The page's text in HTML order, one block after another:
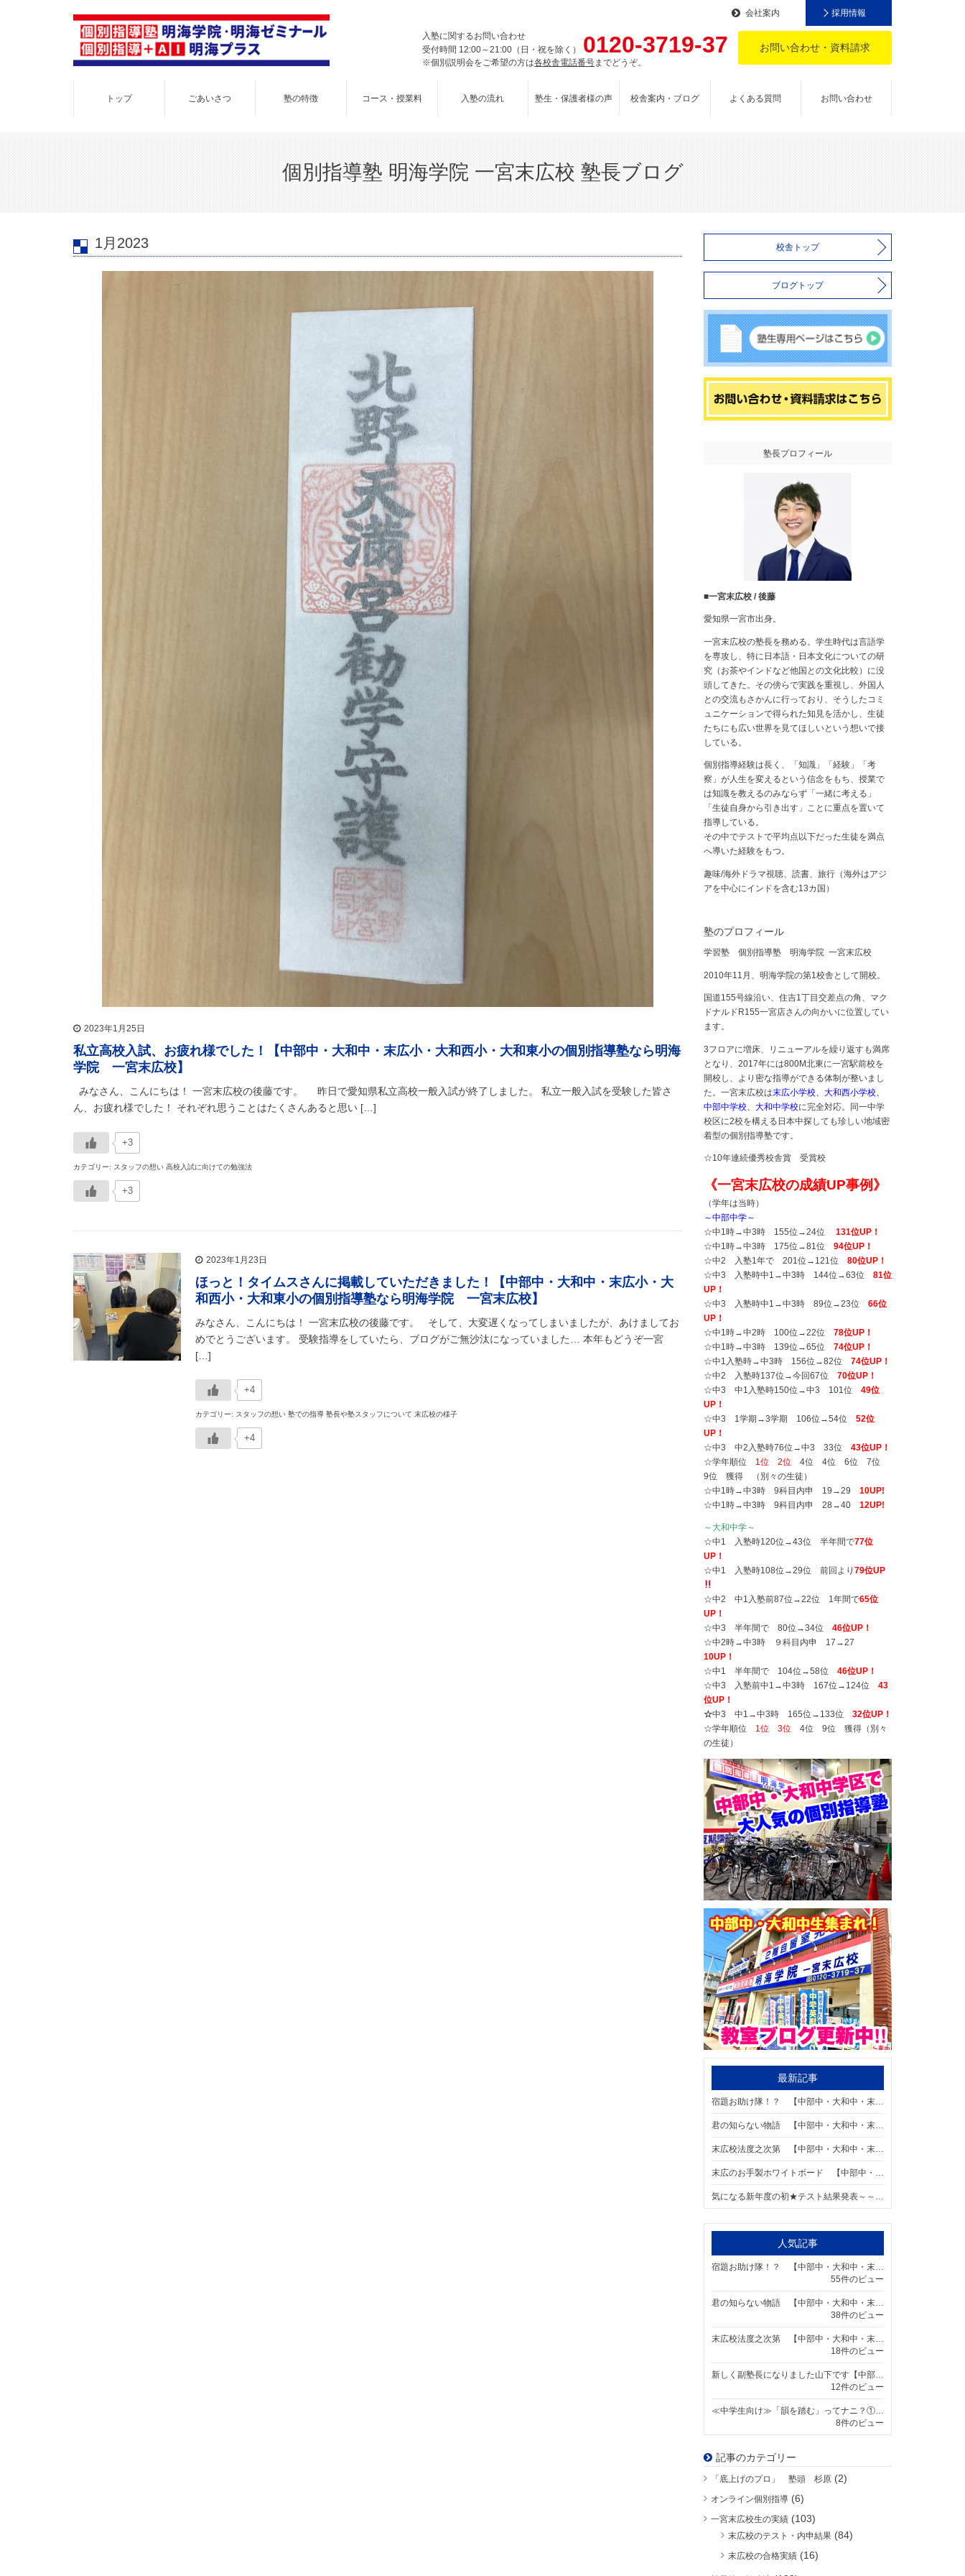
入塾に関するお問い合わせ
受付時間 12:00～21:00（日・祝を除く） 0120-3719-37
※個別説明会をご希望の方は各校舎電話番号までどうぞ。
お問い合わせ・資料請求
トップ ごあいさつ 塾の特徴 コース・授業料 入塾の流れ 塾生・保護者様の声 校舎案内・ブログ よくある質問 お問い合わせ
会社案内 採用情報
個別指導塾 明海学院 一宮末広校 塾長ブログ
1月2023
2023年1月25日
私立高校入試、お疲れ様でした！【中部中・大和中・末広小・大和西小・大和東小の個別指導塾なら明海
学院 一宮末広校】
みなさん、こんにちは！ 一宮末広校の後藤です。 昨日で愛知県私立高校一般入試が終了しました。 私立一般入試を受験した皆さ
ん、お疲れ様でした！ それぞれ思うことはたくさんあると思い […]
+3
カテゴリー: スタッフの想い 高校入試に向けての勉強法
+3
2023年1月23日
ほっと！タイムスさんに掲載していただきました！【中部中・大和中・末広小・大
和西小・大和東小の個別指導塾なら明海学院 一宮末広校】
みなさん、こんにちは！ 一宮末広校の後藤です。 そして、大変遅くなってしまいましたが、あけましてお
めでとうございます。 受験指導をしていたら、ブログがご無沙汰になっていました… 本年もどうぞ一宮
[…]
+4
カテゴリー: スタッフの想い 塾での指導 塾長や塾スタッフについて 末広校の様子
+4
校舎トップ
ブログトップ
塾長プロフィール
■一宮末広校 / 後藤
愛知県一宮市出身。
一宮末広校の塾長を務める。学生時代は言語学
を専攻し、特に日本語・日本文化についての研
究（お茶やインドなど他国との文化比較）に没
頭してきた。その傍らで実践を重視し、外国人
との交流もさかんに行っており、そうしたコミ
ュニケーションで得られた知見を活かし、生徒
たちにも広い世界を見てほしいという想いで接
している。
個別指導経験は長く、「知識」「経験」「考
察」が人生を変えるという信念をもち、授業で
は知識を教えるのみならず「一緒に考える」
「生徒自身から引き出す」ことに重点を置いて
指導している。
その中でテストで平均点以下だった生徒を満点
へ導いた経験をもつ。
趣味/海外ドラマ視聴、読書、旅行（海外はアジ
アを中心にインドを含む13カ国）
塾のプロフィール
学習塾 個別指導塾 明海学院 一宮末広校
2010年11月、明海学院の第1校舎として開校。
国道155号線沿い、住吉1丁目交差点の角、マク
ドナルドR155一宮店さんの向かいに位置してい
ます。
3フロアに増床、リニューアルを繰り返すも満席
となり、2017年には800M北東に一宮駅前校を
開校し、より密な指導ができる体制が整いまし
た。一宮末広校は末広小学校、大和西小学校、
中部中学校、大和中学校に完全対応。同一中学
校区に2校を構える日本中探しても珍しい地域密
着型の個別指導塾です。
☆10年連続優秀校舎賞 受賞校
《一宮末広校の成績UP事例》
（学年は当時）
～中部中学～
☆中1時→中3時 155位→24位 131位UP！
☆中1時→中3時 175位→81位 94位UP！
☆中2 入塾1年で 201位→121位 80位UP！
☆中3 入塾時中1→中3時 144位→63位
81位
UP！
☆中3 入塾時中1→中3時 89位→23位
66位
UP！
☆中1時→中2時 100位→22位 78位UP！
☆中1時→中3時 139位→65位 74位UP！
☆中1入塾時→中3時 156位→82位 74位UP！
☆中2 入塾時137位→今回67位 70位UP！
☆中3 中1入塾時150位→中3 101位 49位
UP！
☆中3 1学期→3学期 106位→54位 52位
UP！
☆中3 中2入塾時76位→中3 33位 43位UP！
☆学年順位
1位 2位 4位 4位 6位 7位
9位 獲得 （別々の生徒）
☆中1時→中3時 9科目内申 19→29 10UP!
☆中1時→中3時 9科目内申 28→4012UP!
～大和中学～
☆中1 入塾時120位→43位 半年間で77位
UP！
☆中1 入塾時108位→29位 前回より 79位UP
☆中2 中1入塾前87位→22位 1年間で65位
UP！
☆中3 半年間で 80位→34位 46位UP！
☆中2時→中3時 ９科目内申 17→27
10UP！
☆中1 半年間で 104位→58位 46位UP！
☆中3 入塾前中1→中3時 167位→124位 43
位UP！
☆中3 中1→中3時 165位→133位
32位UP！
☆学年順位
1位 3位 4位 9位 獲得（別々
の生徒）
最新記事
宿題お助け隊！？ 【中部中・大和中・末広小・大和西小・大和東小の個別指導塾なら明海学院 一宮末広校】
君の知らない物語 【中部中・大和中・末広小・大和西小・大和東小の個別指導塾なら明海学院 一宮末広校】
末広校法度之次第 【中部中・大和中・末広小・大和西小・大和東小の個別指導塾なら明海学院 一宮末広校】
末広のお手製ホワイトボード 【中部中・大和中・末広小・大和西小・大和東小の個別指導塾なら明海学院 一宮末広校】
気になる新年度の初★テスト結果発表～～～【中部中・大和中・末広小・大和西小・大和東小の個別指導塾なら明海学院 一宮末広校】
人気記事
宿題お助け隊！？ 【中部中・大和中・末広小・大和西小・大和東小の個別指導塾なら明海学院 一宮末広校】
55件のビュー
君の知らない物語 【中部中・大和中・末広小・大和西小・大和東小の個別指導塾なら明海学院 一宮末広校】
38件のビュー
末広校法度之次第 【中部中・大和中・末広小・大和西小・大和東小の個別指導塾なら明海学院 一宮末広校】
18件のビュー
新しく副塾長になりました山下です【中部中・大和中・末広小・大和西小・大和東小の個別指導塾なら明海学院 一宮末広校】
12件のビュー
≪中学生向け≫「韻を踏む」ってナニ？①【中部中・大和中・末広小・大和西小・大和東小の個別指導塾なら明海学院 一宮末広校】
8件のビュー
記事のカテゴリー
「底上げのプロ」 塾頭 杉原(2)
オンライン個別指導(6)
一宮末広校生の実績(103)
末広校のテスト・内申結果(84)
末広校の合格実績(16)